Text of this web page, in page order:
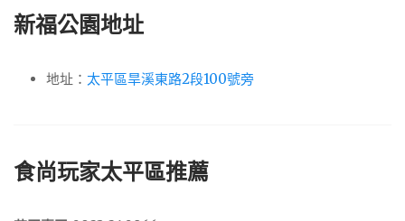
新福公園地址
地址： 太平區旱溪東路2段100號旁
食尚玩家太平區推薦